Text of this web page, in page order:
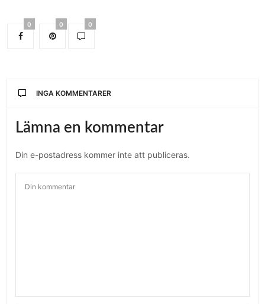
0 0 0
INGA KOMMENTARER
Lämna en kommentar
Din e-postadress kommer inte att publiceras.